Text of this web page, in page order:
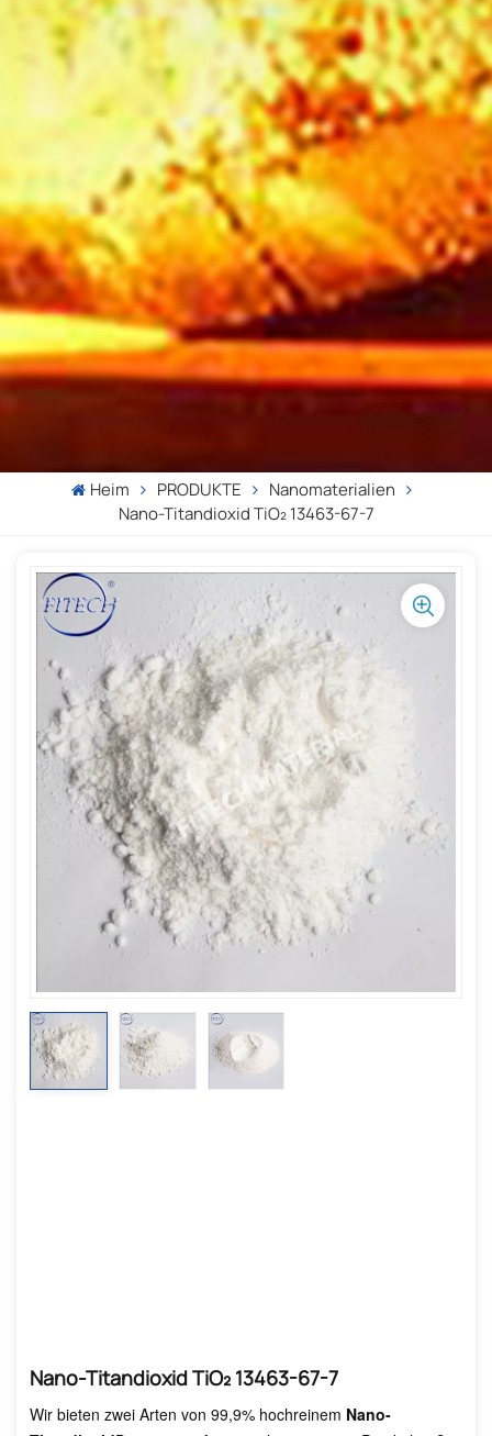
Heim PRODUKTE
Nanomaterialien
Nano-Titandioxid TiO₂ 13463-67-7
Nano-Titandioxid TiO₂ 13463-67-7
Wir bieten zwei Arten von 99,9% hochreinem Nano-